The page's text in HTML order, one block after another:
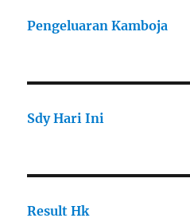
Pengeluaran Kamboja
Sdy Hari Ini
Result Hk